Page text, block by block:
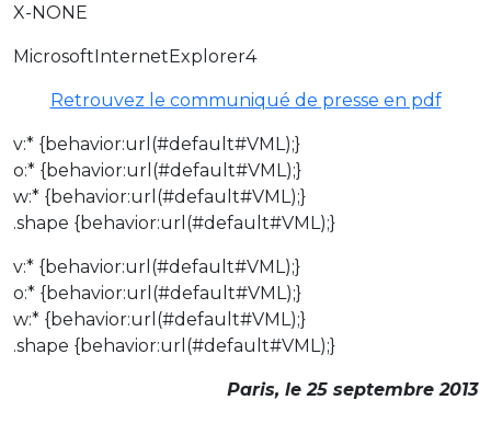
X-NONE
MicrosoftInternetExplorer4
Retrouvez le communiqué de presse en pdf
v:* {behavior:url(#default#VML);}
o:* {behavior:url(#default#VML);}
w:* {behavior:url(#default#VML);}
.shape {behavior:url(#default#VML);}
v:* {behavior:url(#default#VML);}
o:* {behavior:url(#default#VML);}
w:* {behavior:url(#default#VML);}
.shape {behavior:url(#default#VML);}
Paris, le 25 septembre 2013